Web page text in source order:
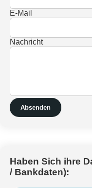
E-Mail
Nachricht
Absenden
Haben Sich ihre
/ Bankdaten):